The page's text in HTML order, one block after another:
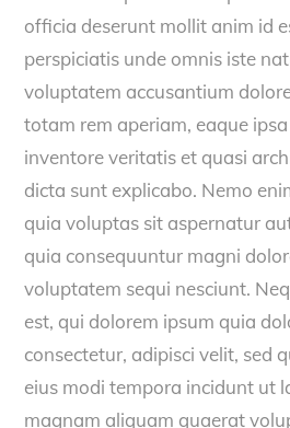
officia deserunt mollit anim id
perspiciatis unde omnis iste
voluptatem accusantium
totam rem aperiam, eaque
inventore veritatis et quasi
dicta sunt explicabo. Nemo
quia voluptas sit aspernatur
quia consequuntur magni
voluptatem sequi nesciunt.
est, qui dolorem ipsum quia
consectetur, adipisci velit, sed
eius modi tempora incidunt ut
magnam aliquam quaerat